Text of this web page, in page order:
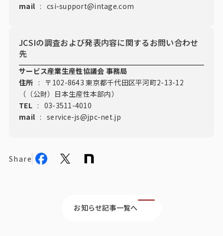
mail : csi-support@intage.com
JCSIの調査および発表内容に関するお問い合わせ
先
サービス産業生産性協議会 事務局
住所 :
〒102-8643 東京都千代田区平河町2-13-12
（（公財）日本生産性本部内）
TEL : 03-3511-4010
mail : service-js@jpc-net.jp
Share
お知らせ記事一覧へ